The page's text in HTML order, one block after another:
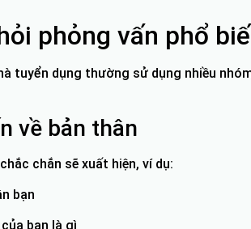
phỏng vấn phổ
tuyển dụng thường sử dụng nhiều
về bản thân
chắn sẽ xuất hiện, ví dụ:
bạn
bạn là gì